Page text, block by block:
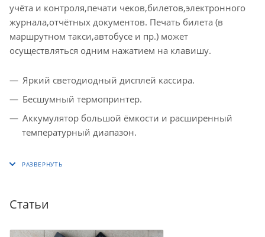
учёта и контроля,печати чеков,билетов,электронного
журнала,отчётных документов. Печать билета (в
маршрутном такси,автобусе и пр.) может
осуществляться одним нажатием на клавишу.
Яркий светодиодный дисплей кассира.
Бесшумный термопринтер.
Аккумулятор большой ёмкости и расширенный
температурный диапазон.
Статьи